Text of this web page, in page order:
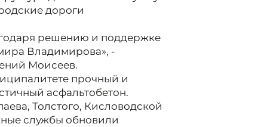
дороги
решению и поддержке
Владимирова», -
Моисеев.
прочный и
асфальтобетон.
Толстого, Кисловодской
службы обновили